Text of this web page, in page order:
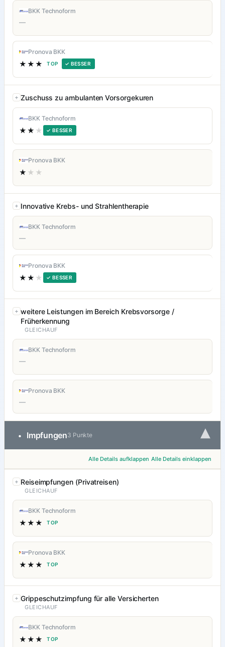
BKK Technoform
—
Pronova BKK
★★★ TOP ✓ BESSER
Zuschuss zu ambulanten Vorsorgekuren
BKK Technoform
★★ ★ ✓ BESSER
Pronova BKK
★ ★★
Innovative Krebs- und Strahlentherapie
BKK Technoform
—
Pronova BKK
★★ ★ ✓ BESSER
weitere Leistungen im Bereich Krebsvorsorge /
Früherkennung
GLEICHAUF
BKK Technoform
—
Pronova BKK
—
• Impfungen3 Punkte ▾
Alle Details aufklappen Alle Details einklappen
Reiseimpfungen (Privatreisen)
GLEICHAUF
BKK Technoform
★★★ TOP
Pronova BKK
★★★ TOP
Grippeschutzimpfung für alle Versicherten
GLEICHAUF
BKK Technoform
★★★ TOP